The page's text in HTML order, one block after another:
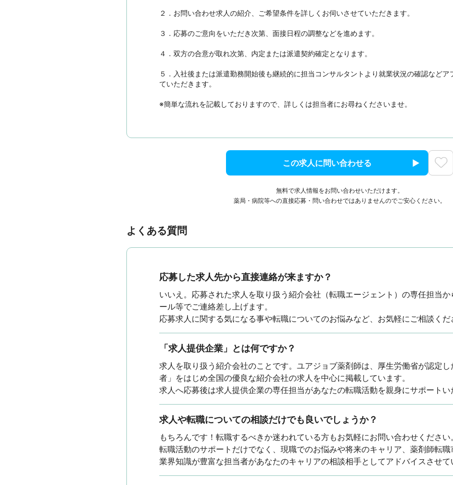
２．お問い合わせ求人の紹介、ご希望条件を詳しくお伺いさせていただきます。
３．応募のご意向をいただき次第、面接日程の調整などを進めます。
４．双方の合意が取れ次第、内定または派遣契約確定となります。
５．入社後または派遣勤務開始後も継続的に担当コンサルタントより就業状況の確認などア
ていただきます。
※簡単な流れを記載しておりますので、詳しくは担当者にお尋ねくださいませ。
この求人に問い合わせる
無料で求人情報をお問い合わせいただけます。
薬局・病院等への直接応募・問い合わせではありませんのでご安心ください。
よくある質問
応募した求人先から直接連絡が来ますか？
いいえ。応募された求人を取り扱う紹介会社（転職エージェント）の専任担当か
ール等でご連絡差し上げます。
応募求人に関する気になる事や転職についてのお悩みなど、お気軽にご相談くだ
「求人提供企業」とは何ですか？
求人を取り扱う紹介会社のことです。ユアジョブ薬剤師は、厚生労働省が認定
者」をはじめ全国の優良な紹介会社の求人を中心に掲載しています。
求人へ応募後は求人提供企業の専任担当があなたの転職活動を親身にサポートい
求人や転職についての相談だけでも良いでしょうか？
もちろんです！転職するべきか迷われている方もお気軽にお問い合わせください。
転職活動のサポートだけでなく、現職でのお悩みや将来のキャリア、薬剤師転職
業界知識が豊富な担当者があなたのキャリアの相談相手としてアドバイスさせて